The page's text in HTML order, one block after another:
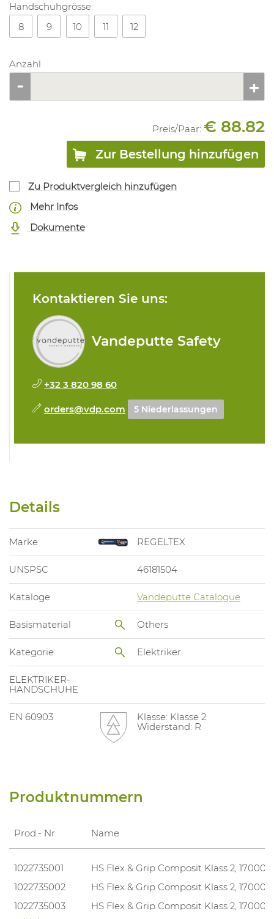
Handschuhgrösse:
8
9 10 11 12
Anzahl
Preis/Paar: € 88.82
Zur Bestellung hinzufügen
Zu Produktvergleich hinzufügen
Mehr Infos
Dokumente
Kontaktieren Sie uns:
Vandeputte Safety
+32 3 820 98 60
orders@vdp.com 5 Niederlassungen
Details
Marke REGELTEX
UNSPSC 46181504
Kataloge Vandeputte Catalogue
Basismaterial Others
Kategorie Elektriker
ELEKTRIKER-
HANDSCHUHE
EN 60903
Klasse: Klasse 2
Widerstand: R
Produktnummern
Prod.- Nr. Name
1022735001
HS Flex & Grip Composit Klass 2, 17000V
1022735002
HS Flex & Grip Composit Klass 2, 17000V
1022735003
HS Flex & Grip Composit Klass 2, 17000V